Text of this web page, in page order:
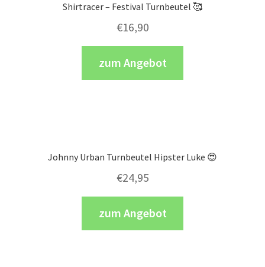
Shirtracer – Festival Turnbeutel 🥰
€16,90
zum Angebot
Johnny Urban Turnbeutel Hipster Luke 😍
€24,95
zum Angebot